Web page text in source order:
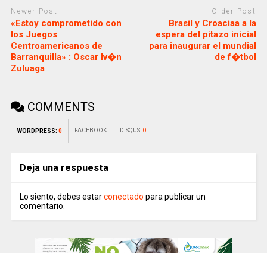
Newer Post
«Estoy comprometido con
los Juegos
Centroamericanos de
Barranquilla» : Oscar Iv�n
Zuluaga
Older Post
Brasil y Croaciaa a la
espera del pitazo inicial
para inaugurar el mundial
de f�tbol
COMMENTS
WORDPRESS: 0 FACEBOOK: DISQUS: 0
Deja una respuesta
Lo siento, debes estarconectado para publicar un
comentario.